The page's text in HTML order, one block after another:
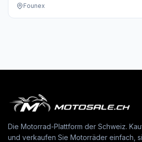
Founex
Die Motorrad-Plattform der Schweiz.
und verkaufen Sie Motorräder einfach,